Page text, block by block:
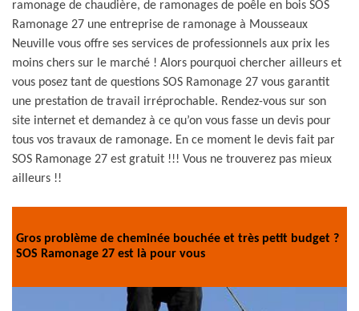
ramonage de chaudière, de ramonages de poêle en bois SOS
Ramonage 27 une entreprise de ramonage à Mousseaux
Neuville vous offre ses services de professionnels aux prix les
moins chers sur le marché ! Alors pourquoi chercher ailleurs et
vous posez tant de questions SOS Ramonage 27 vous garantit
une prestation de travail irréprochable. Rendez-vous sur son
site internet et demandez à ce qu’on vous fasse un devis pour
tous vos travaux de ramonage. En ce moment le devis fait par
SOS Ramonage 27 est gratuit !!! Vous ne trouverez pas mieux
ailleurs !!
Gros problème de cheminée bouchée et très petit budget ?
SOS Ramonage 27 est là pour vous